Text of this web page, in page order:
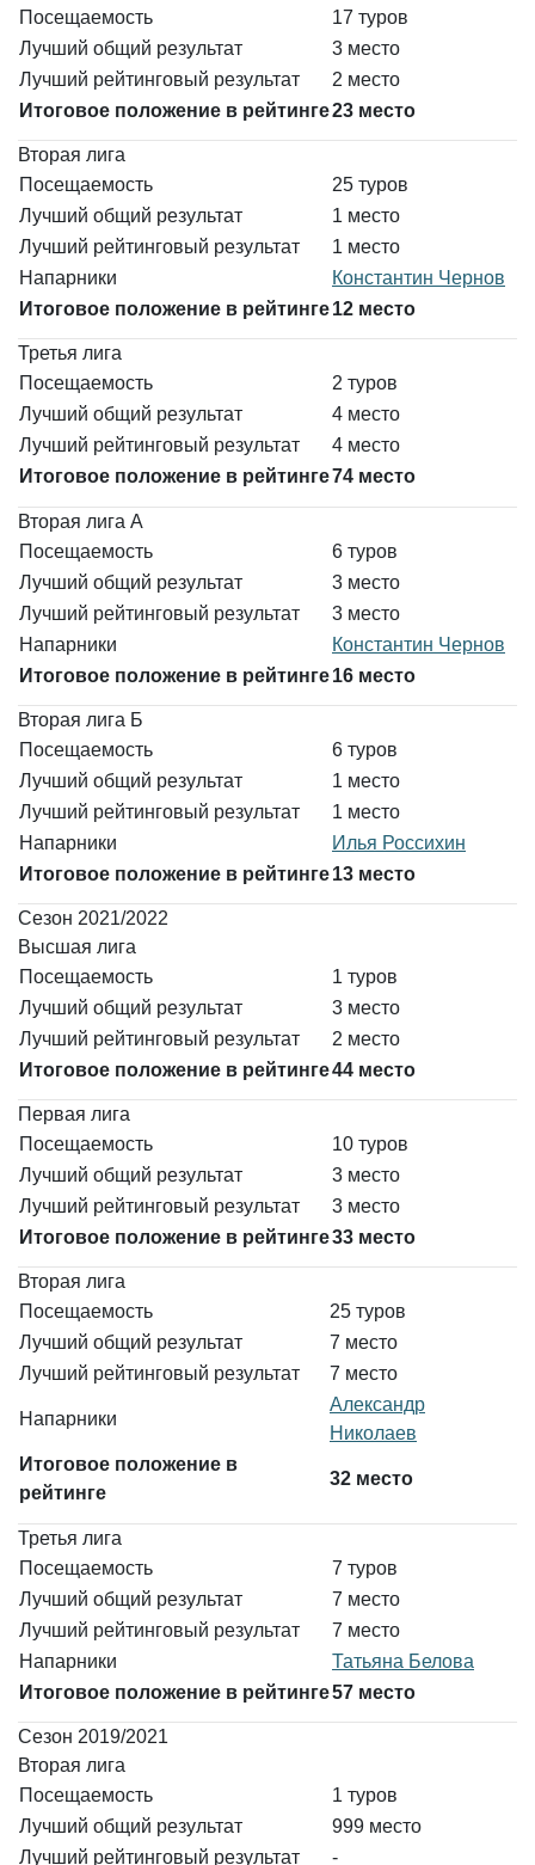
Посещаемость
17 туров
Лучший общий результат
3 место
Лучший рейтинговый результат
2 место
Итоговое положение в рейтинге23 место
Вторая лига
Посещаемость
25 туров
Лучший общий результат
1 место
Лучший рейтинговый результат
1 место
Напарники
Константин Чернов
Итоговое положение в рейтинге12 место
Третья лига
Посещаемость
2 туров
Лучший общий результат
4 место
Лучший рейтинговый результат
4 место
Итоговое положение в рейтинге74 место
Вторая лига А
Посещаемость
6 туров
Лучший общий результат
3 место
Лучший рейтинговый результат
3 место
Напарники
Константин Чернов
Итоговое положение в рейтинге16 место
Вторая лига Б
Посещаемость
6 туров
Лучший общий результат
1 место
Лучший рейтинговый результат
1 место
Напарники
Илья Россихин
Итоговое положение в рейтинге13 место
Сезон 2021/2022
Высшая лига
Посещаемость
1 туров
Лучший общий результат
3 место
Лучший рейтинговый результат
2 место
Итоговое положение в рейтинге44 место
Первая лига
Посещаемость
10 туров
Лучший общий результат
3 место
Лучший рейтинговый результат
3 место
Итоговое положение в рейтинге33 место
Вторая лига
Посещаемость
25 туров
Лучший общий результат
7 место
Лучший рейтинговый результат
7 место
Напарники
Александр
Николаев
Итоговое положение в
рейтинге
32 место
Третья лига
Посещаемость
7 туров
Лучший общий результат
7 место
Лучший рейтинговый результат
7 место
Напарники
Татьяна Белова
Итоговое положение в рейтинге57 место
Сезон 2019/2021
Вторая лига
Посещаемость
1 туров
Лучший общий результат
999 место
Лучший рейтинговый результат
-